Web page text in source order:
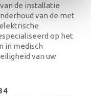
de installatie
van de met
op het
in medisch
van uw